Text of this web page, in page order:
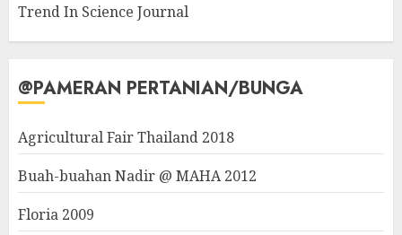
Trend In Science Journal
@PAMERAN PERTANIAN/BUNGA
Agricultural Fair Thailand 2018
Buah-buahan Nadir @ MAHA 2012
Floria 2009